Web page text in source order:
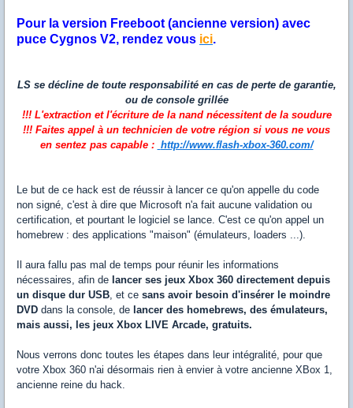
Pour la version Freeboot (ancienne version) avec
puce Cygnos V2, rendez vous ici.
LS se décline de toute responsabilité en cas de perte de garantie,
ou de console grillée
!!! L'extraction et l'écriture de la nand nécessitent de la soudure
!!! Faites appel à un technicien de votre région si vous ne vous
en sentez pas capable : http://www.flash-xbox-360.com/
Le but de ce hack est de réussir à lancer ce qu'on appelle du code
non signé, c'est à dire que Microsoft n'a fait aucune validation ou
certification, et pourtant le logiciel se lance. C'est ce qu'on appel un
homebrew : des applications "maison" (émulateurs, loaders ...).
Il aura fallu pas mal de temps pour réunir les informations
nécessaires, afin de lancer ses jeux Xbox 360 directement depuis
un disque dur USB, et ce sans avoir besoin d'insérer le moindre
DVD dans la console, de lancer des homebrews, des émulateurs,
mais aussi, les jeux Xbox LIVE Arcade, gratuits.
Nous verrons donc toutes les étapes dans leur intégralité, pour que
votre Xbox 360 n'ai désormais rien à envier à votre ancienne XBox 1,
ancienne reine du hack.